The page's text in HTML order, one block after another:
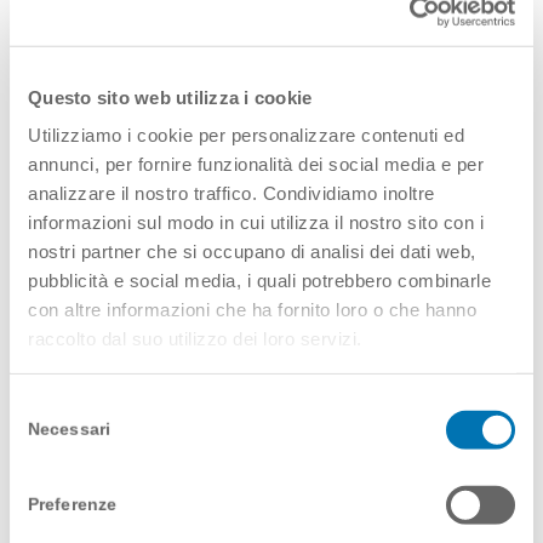
Questo sito web utilizza i cookie
Utilizziamo i cookie per personalizzare contenuti ed
annunci, per fornire funzionalità dei social media e per
analizzare il nostro traffico. Condividiamo inoltre
informazioni sul modo in cui utilizza il nostro sito con i
nostri partner che si occupano di analisi dei dati web,
pubblicità e social media, i quali potrebbero combinarle
con altre informazioni che ha fornito loro o che hanno
raccolto dal suo utilizzo dei loro servizi.
delNecessari
Preferenze
Alla base della creazione di questi
strumenti le domande guida rimangono:
cosa, quando dove, perché, chi e come
come stanno interagendo gli utenti?
quali sono le emozioni che guidano le
scelte e le azioni?
Le cultural probes scatenano
un’ottima reazione iniziale perché giocano
hanno bisogno di essere gestite in seguito
somministrazione può variare da qualche